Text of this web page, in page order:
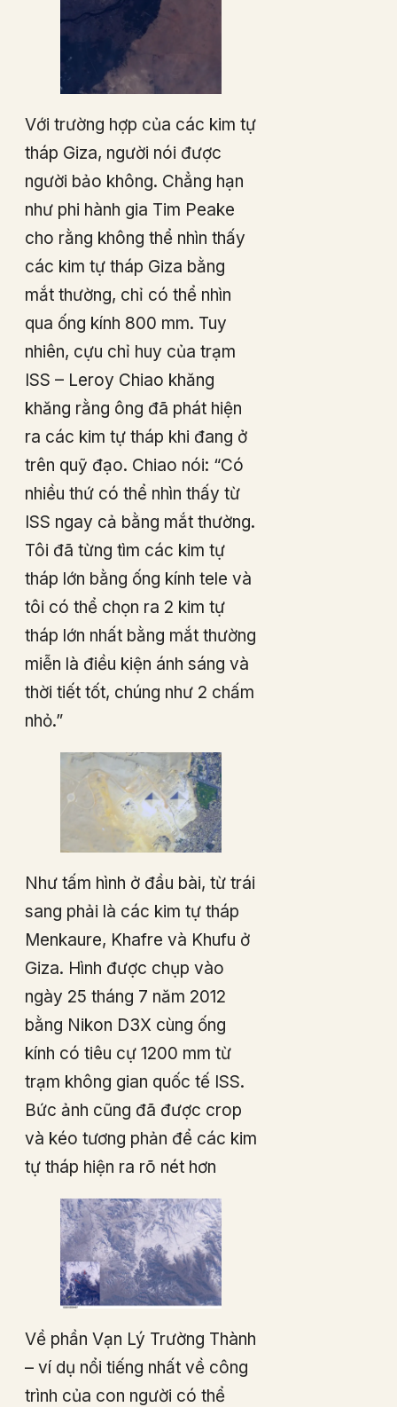
Với trường hợp của các kim tự
tháp Giza, người nói được
người bảo không. Chẳng hạn
như phi hành gia Tim Peake
cho rằng không thể nhìn thấy
các kim tự tháp Giza bằng
mắt thường, chỉ có thể nhìn
qua ống kính 800 mm. Tuy
nhiên, cựu chỉ huy của trạm
ISS – Leroy Chiao khăng
khăng rằng ông đã phát hiện
ra các kim tự tháp khi đang ở
trên quỹ đạo. Chiao nói: “Có
nhiều thứ có thể nhìn thấy từ
ISS ngay cả bằng mắt thường.
Tôi đã từng tìm các kim tự
tháp lớn bằng ống kính tele và
tôi có thể chọn ra 2 kim tự
tháp lớn nhất bằng mắt thường
miễn là điều kiện ánh sáng và
thời tiết tốt, chúng như 2 chấm
nhỏ.”
Như tấm hình ở đầu bài, từ trái
sang phải là các kim tự tháp
Menkaure, Khafre và Khufu ở
Giza. Hình được chụp vào
ngày 25 tháng 7 năm 2012
bằng Nikon D3X cùng ống
kính có tiêu cự 1200 mm từ
trạm không gian quốc tế ISS.
Bức ảnh cũng đã được crop
và kéo tương phản để các kim
tự tháp hiện ra rõ nét hơn
Về phần Vạn Lý Trường Thành
– ví dụ nổi tiếng nhất về công
trình của con người có thể